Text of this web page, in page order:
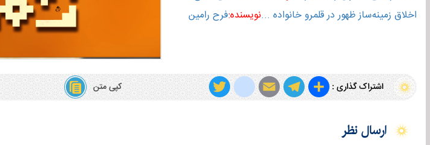
اخلاق زمینه‌ساز ظهور در قلمرو خانواده ...نویسنده:فرح رامین
اشتراک گذاری :
T
E
T
S
کپی متن
ارسال نظر